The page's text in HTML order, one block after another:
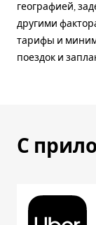
географией,
другими
тарифы и
поездок и
С